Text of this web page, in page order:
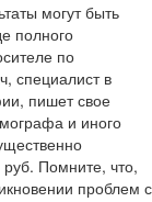
могут быть
полного
по
специалист в
пишет свое
и иного
Помните, что,
проблем с